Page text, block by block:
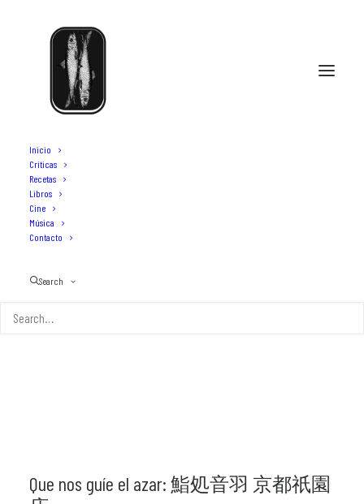
Inicio
Críticas
Recetas
Libros
Cine
Música
Contacto
Search
comer sashimi en japón
Que nos guíe el azar: 鮨処音羽 京都祇園